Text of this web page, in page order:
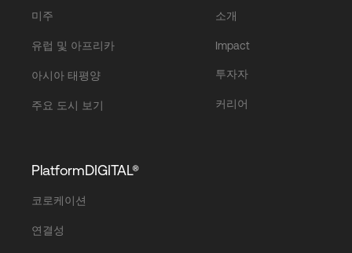
미주
유럽 및 아프리카
아시아 태평양
주요 도시 보기
소개
Impact
투자자
커리어
PlatformDIGITAL®
코로케이션
연결성